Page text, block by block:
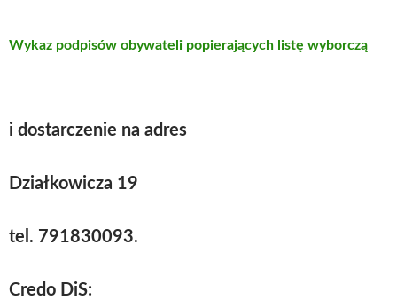
Wykaz podpisów obywateli popierających listę wyborczą
i dostarczenie na adres
Działkowicza 19
tel. 791830093.
Credo DiS: